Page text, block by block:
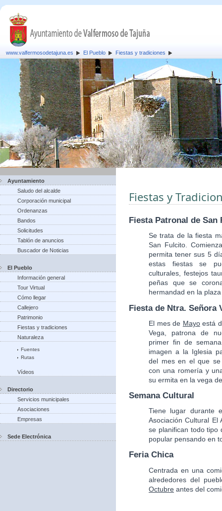
www.valfermosodetajuna.es El Pueblo Fiestas y tradiciones
Ayuntamiento
Saludo del alcalde
Corporación municipal
Ordenanzas
Bandos
Solicitudes
Tablón de anuncios
Buscador de Noticias
El Pueblo
Información general
Tour Virtual
Cómo llegar
Callejero
Patrimonio
Fiestas y tradiciones
Naturaleza
Fuentes
Rutas
Vídeos
Directorio
Servicios municipales
Asociaciones
Empresas
Sede Electrónica
Fiestas y
Fiesta Patronal de San
Se trata de la fiesta
San Fulcito.
permita tener sus 5
estas fiestas se
culturales, festejos
peñas que se
hermandad en la
Fiesta de Ntra. Señora
El mes de Mayoestá
Vega, patrona de
primer fin de
imagen a la Iglesia
del mes en el que
con una romería y
su ermita en la vega
Semana Cultural
Tiene lugar durante
Asociación Cultural
se planifican todo tipo
popular pensando en
Feria Chica
Centrada en una
alrededores del
Octubre antes del